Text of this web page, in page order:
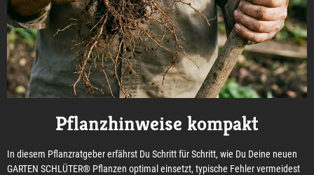
Pflanzhinweise kompakt
In diesem Pflanzratgeber erfährst Du Schritt für Schritt, wie Du Deine neuen
GARTEN SCHLÜTER® Pflanzen optimal einsetzt, typische Fehler vermeidest